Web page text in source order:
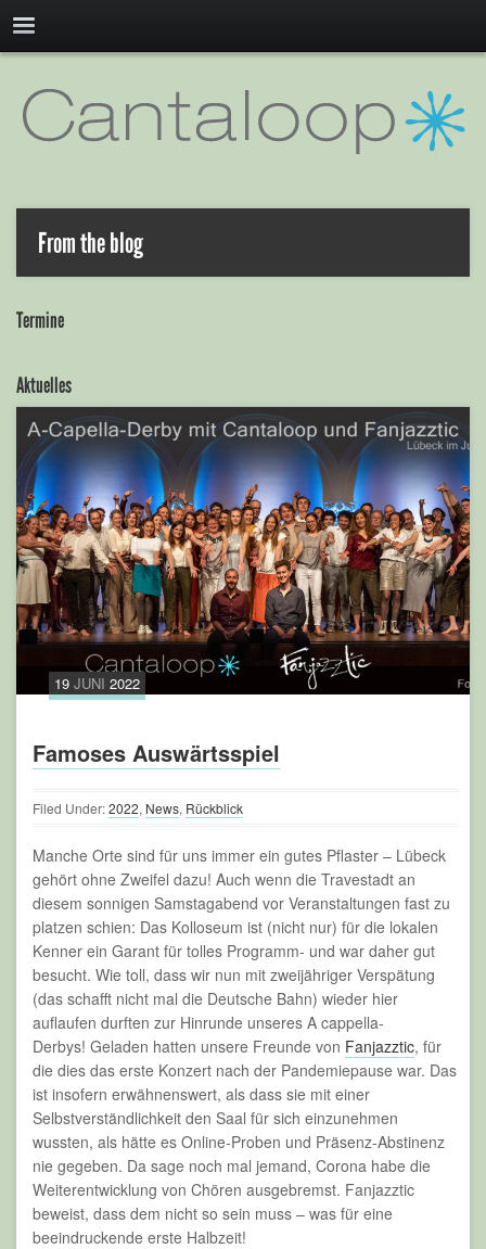
From the blog
Termine
Aktuelles
19 JUNI 2022
Famoses Auswärtsspiel
Filed Under:2022, News, Rückblick
Manche Orte sind für uns immer ein gutes Pflaster – Lübeck
gehört ohne Zweifel dazu! Auch wenn die Travestadt an
diesem sonnigen Samstagabend vor Veranstaltungen fast zu
platzen schien: Das Kolloseum ist (nicht nur) für die lokalen
Kenner ein Garant für tolles Programm- und war daher gut
besucht. Wie toll, dass wir nun mit zweijähriger Verspätung
(das schafft nicht mal die Deutsche Bahn) wieder hier
auflaufen durften zur Hinrunde unseres A cappella-
Derbys! Geladen hatten unsere Freunde von Fanjazztic, für
die dies das erste Konzert nach der Pandemiepause war. Das
ist insofern erwähnenswert, als dass sie mit einer
Selbstverständlichkeit den Saal für sich einzunehmen
wussten, als hätte es Online-Proben und Präsenz-Abstinenz
nie gegeben. Da sage noch mal jemand, Corona habe die
Weiterentwicklung von Chören ausgebremst. Fanjazztic
beweist, dass dem nicht so sein muss – was für eine
beeindruckende erste Halbzeit!